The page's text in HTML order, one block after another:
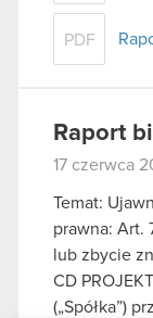
PDF
Raport
17 czerwca
Temat:
prawna: Art.
lub zbycie
CD
(„Spółka”)